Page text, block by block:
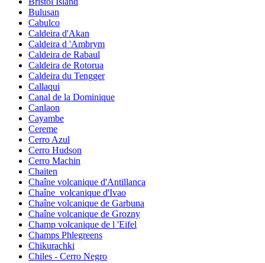
Bulusan
Cabulco
Caldeira d'Akan
Caldeira d 'Ambrym
Caldeira de Rabaul
Caldeira de Rotorua
Caldeira du Tengger
Callaqui
Canal de la Dominique
Canlaon
Cayambe
Cereme
Cerro Azul
Cerro Hudson
Cerro Machin
Chaiten
Chaîne volcanique d'Antillanca
Chaîne_volcanique d'Ivao
Chaîne volcanique de Garbuna
Chaîne volcanique de Grozny
Champ volcanique de l 'Eifel
Champs Phlegreens
Chikurachki
Chiles - Cerro Negro